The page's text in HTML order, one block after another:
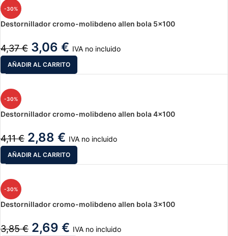
-30%
Destornillador cromo-molibdeno allen bola 5×100
4,37€ 3,06 € IVA no incluido
AÑADIR AL CARRITO
-30%
Destornillador cromo-molibdeno allen bola 4×100
4,11€ 2,88 € IVA no incluido
AÑADIR AL CARRITO
-30%
Destornillador cromo-molibdeno allen bola 3×100
3,85€ 2,69 € IVA no incluido